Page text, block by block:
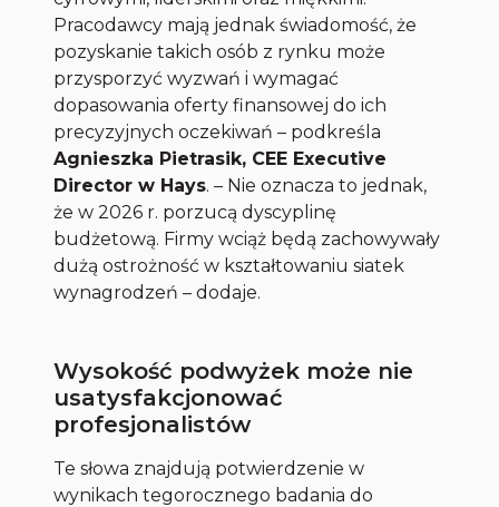
Pracodawcy mają jednak świadomość, że
pozyskanie takich osób z rynku może
przysporzyć wyzwań i wymagać
dopasowania oferty finansowej do ich
precyzyjnych oczekiwań – podkreśla
Agnieszka Pietrasik, CEE Executive
Director w Hays. – Nie oznacza to jednak,
że w 2026 r. porzucą dyscyplinę
budżetową. Firmy wciąż będą zachowywały
dużą ostrożność w kształtowaniu siatek
wynagrodzeń – dodaje.
Wysokość podwyżek może nie
usatysfakcjonować
profesjonalistów
Te słowa znajdują potwierdzenie w
wynikach tegorocznego badania do